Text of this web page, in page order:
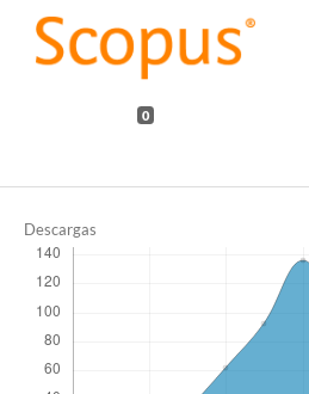
0
Descargas